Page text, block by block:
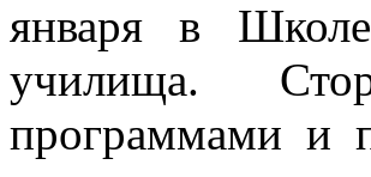
января в Школе
училища.
программами и